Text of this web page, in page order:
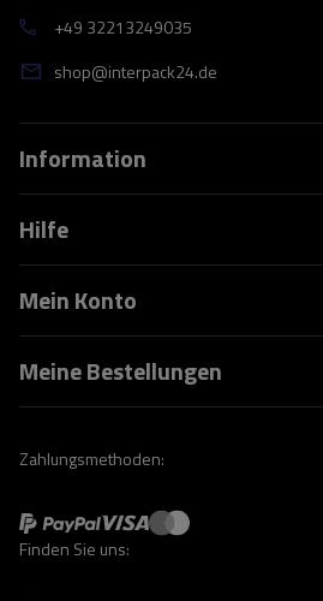
+49 32213249035
shop@interpack24.de
Information
Hilfe
Mein Konto
Meine Bestellungen
Zahlungsmethoden:
Finden Sie uns: